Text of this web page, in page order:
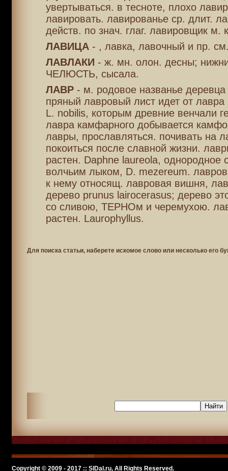
увертываться. в тесноте, плохо
лавировать. лавированье ср. длит.
действ. по знач. глаг. лавировщик м.
ЛАВИЦА- , лавка, лавочный и пр.
ЛАВЛАКИ - ж. мн. олон. десны;
ЧЕЛЮСТЬ, сысала.
ЛАВР- м. родовое названье деревца
пряный лавровый лист идет от лавра
L. nobilis, которым древние венчали
лавра камфарного добывается
лавры, прославляться. почивать на
покоиться после славной жизни.
растен. Daphne laureola, однородное
волчьим лыком, D. mezereum.
к нему относящ. лавровая вишня,
дерево рrunus lairocerasus; дерево
со сливою, ТЕРНОм и черемухою.
растен. Laurophyllus.
Для поиска статьи, наберете искомое слово или несколько его
Copyright © 2009 - 2017 :: SlDal.ru, All Rights Reserved.